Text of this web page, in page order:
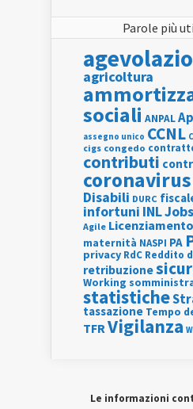
Parole più
agricoltura
sociali ANPAL
assegno unico CCNL
cigs congedo
contributi
coronavirus
Disabili DURC
infortuni INL
Agile Licenziamento
maternità NASPI PA
privacy RdC Reddito
retribuzione
Working
statistiche
tassazione Tempo
TFRVigilanza
Le informazioni